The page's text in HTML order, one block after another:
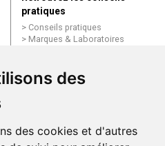
des
des cookies et d'autres
pratiques
Conseils pratiques
Marques & Laboratoires
Mentions légales
Données personnelles
ligne